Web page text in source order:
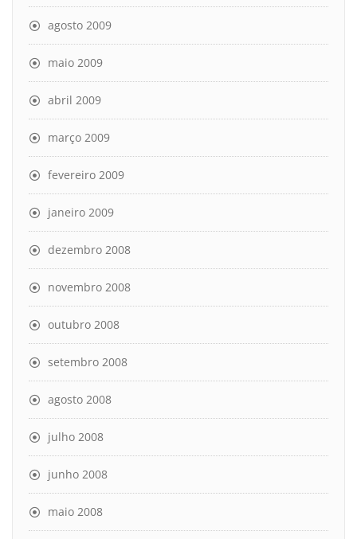
agosto 2009
maio 2009
abril 2009
março 2009
fevereiro 2009
janeiro 2009
dezembro 2008
novembro 2008
outubro 2008
setembro 2008
agosto 2008
julho 2008
junho 2008
maio 2008